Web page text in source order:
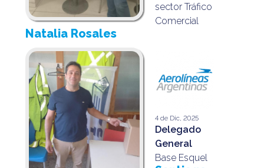
sector Tráfico
Comercial
Natalia Rosales
4 de Dic, 2025
Delegado
General
Base Esquel